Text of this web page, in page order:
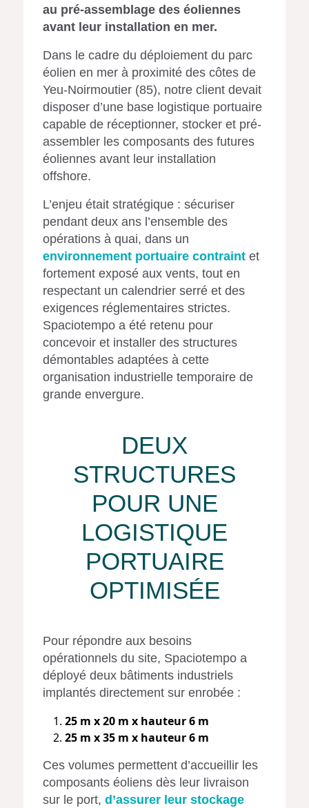
au pré-assemblage des éoliennes
avant leur installation en mer.
Dans le cadre du déploiement du parc
éolien en mer à proximité des côtes de
Yeu-Noirmoutier (85), notre client devait
disposer d’une base logistique portuaire
capable de réceptionner, stocker et pré-
assembler les composants des futures
éoliennes avant leur installation
offshore.
L’enjeu était stratégique : sécuriser
pendant deux ans l’ensemble des
opérations à quai, dans un
environnement portuaire contraint et
fortement exposé aux vents, tout en
respectant un calendrier serré et des
exigences réglementaires strictes.
Spaciotempo a été retenu pour
concevoir et installer des structures
démontables adaptées à cette
organisation industrielle temporaire de
grande envergure.
DEUX
STRUCTURES
POUR UNE
LOGISTIQUE
PORTUAIRE
OPTIMISÉE
Pour répondre aux besoins
opérationnels du site, Spaciotempo a
déployé deux bâtiments industriels
implantés directement sur enrobée :
25 m x 20 m x hauteur 6 m
25 m x 35 m x hauteur 6 m
Ces volumes permettent d’accueillir les
composants éoliens dès leur livraison
sur le port,d’assurer leur stockage